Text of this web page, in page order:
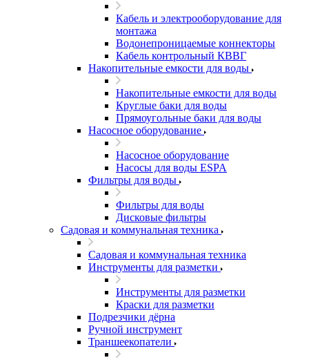
Кабель и электрооборудование для
монтажа
Водонепроницаемые коннекторы
Кабель контрольный КВВГ
Накопительные емкости для воды
Накопительные емкости для воды
Круглые баки для воды
Прямоугольные баки для воды
Насосное оборудование
Насосное оборудование
Насосы для воды ESPA
Фильтры для воды
Фильтры для воды
Дисковые фильтры
Садовая и коммунальная техника
Садовая и коммунальная техника
Инструменты для разметки
Инструменты для разметки
Краски для разметки
Подрезчики дёрна
Ручной инструмент
Траншеекопатели